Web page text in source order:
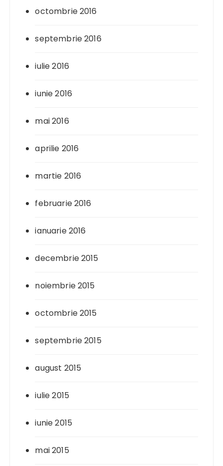
octombrie 2016
septembrie 2016
iulie 2016
iunie 2016
mai 2016
aprilie 2016
martie 2016
februarie 2016
ianuarie 2016
decembrie 2015
noiembrie 2015
octombrie 2015
septembrie 2015
august 2015
iulie 2015
iunie 2015
mai 2015